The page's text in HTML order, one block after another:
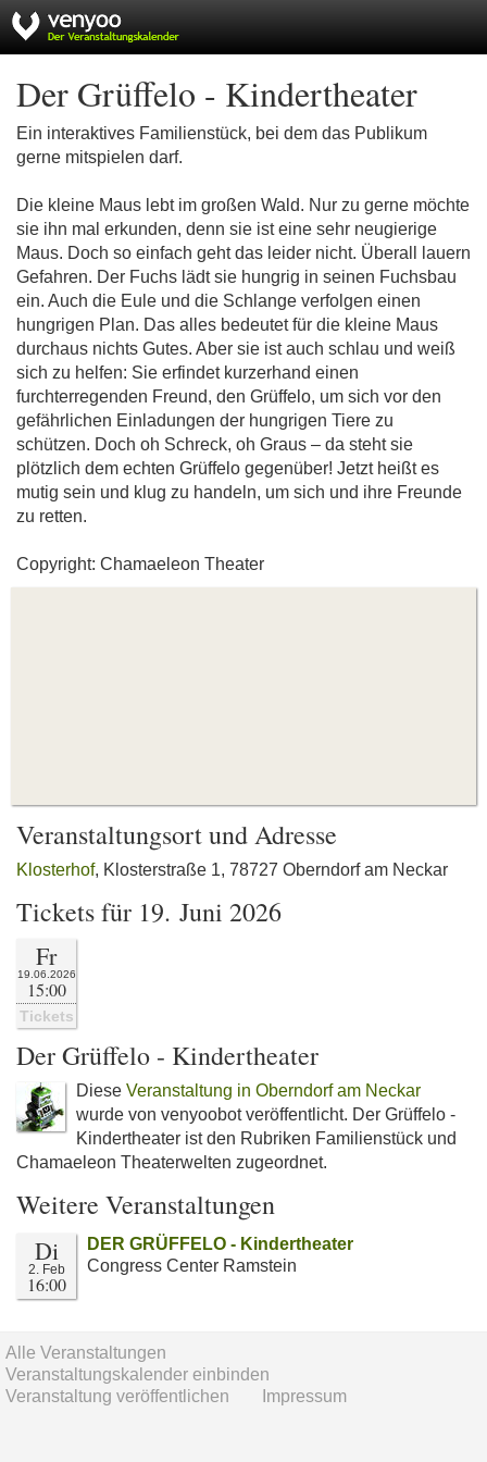
Der Grüffelo - Kindertheater
Ein interaktives Familienstück, bei dem das Publikum
gerne mitspielen darf.
Die kleine Maus lebt im großen Wald. Nur zu gerne möchte
sie ihn mal erkunden, denn sie ist eine sehr neugierige
Maus. Doch so einfach geht das leider nicht. Überall lauern
Gefahren. Der Fuchs lädt sie hungrig in seinen Fuchsbau
ein. Auch die Eule und die Schlange verfolgen einen
hungrigen Plan. Das alles bedeutet für die kleine Maus
durchaus nichts Gutes. Aber sie ist auch schlau und weiß
sich zu helfen: Sie erfindet kurzerhand einen
furchterregenden Freund, den Grüffelo, um sich vor den
gefährlichen Einladungen der hungrigen Tiere zu
schützen. Doch oh Schreck, oh Graus – da steht sie
plötzlich dem echten Grüffelo gegenüber! Jetzt heißt es
mutig sein und klug zu handeln, um sich und ihre Freunde
zu retten.
Copyright: Chamaeleon Theater
Veranstaltungsort und Adresse
Klosterhof, Klosterstraße 1, 78727 Oberndorf am Neckar
Tickets für 19. Juni 2026
Fr
19.06.2026
15:00
Tickets
Der Grüffelo - Kindertheater
Diese Veranstaltung in Oberndorf am Neckar
wurde von venyoobot veröffentlicht. Der Grüffelo -
Kindertheater ist den Rubriken Familienstück und
Chamaeleon Theaterwelten zugeordnet.
Weitere Veranstaltungen
Di
2. Feb
16:00
DER GRÜFFELO - Kindertheater
Congress Center Ramstein
Alle Veranstaltungen
Veranstaltungskalender einbinden
Veranstaltung veröffentlichen
Impressum